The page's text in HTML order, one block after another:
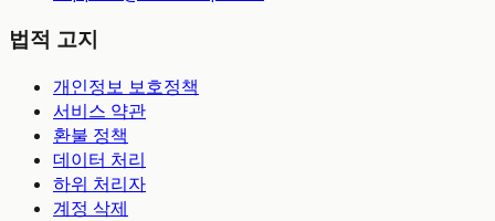
법적 고지
개인정보 보호정책
서비스 약관
환불 정책
데이터 처리
하위 처리자
계정 삭제